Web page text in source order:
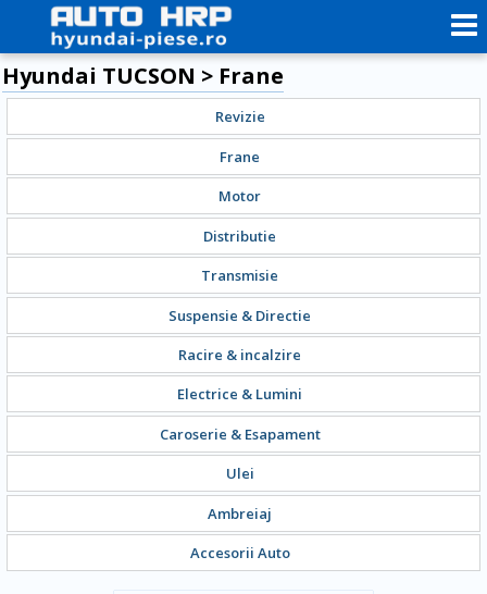
Hyundai TUCSON > Frane
Revizie
Frane
Motor
Distributie
Transmisie
Suspensie & Directie
Racire & incalzire
Electrice & Lumini
Caroserie & Esapament
Ulei
Ambreiaj
Accesorii Auto